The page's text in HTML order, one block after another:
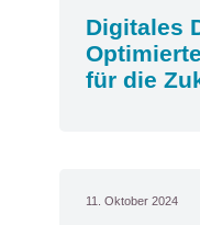
Digitales
für die
11. Oktober 2024